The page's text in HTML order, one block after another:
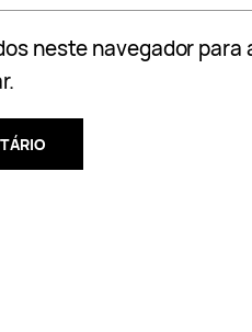
neste navegador para